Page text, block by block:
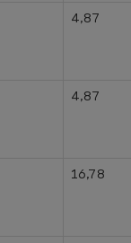
4,87
4,87
16,78